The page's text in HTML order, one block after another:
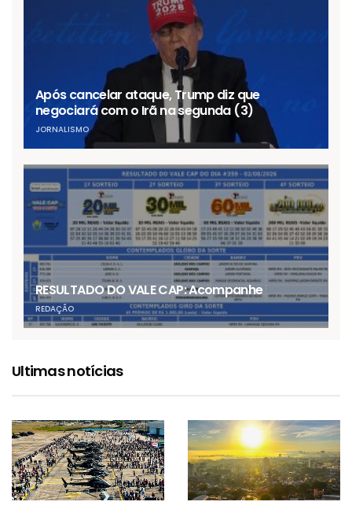
Após cancelar ataque, Trump diz que
negociará com o Irã na segunda (3)
JORNALISMO
RESULTADO DO VALE CAP: Acompanhe
REDAÇÃO
Ultimas notícias